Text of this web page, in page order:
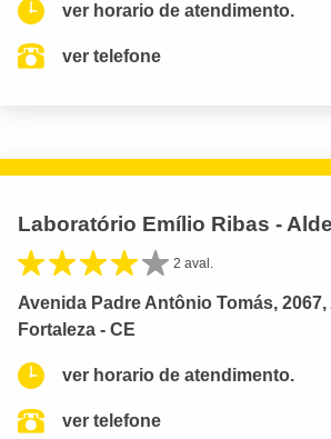
ver horario de atendimento.
ver telefone
Laboratório Emílio Ribas -
2 aval.
Avenida Padre Antônio Tomás,
Fortaleza - CE
ver horario de atendimento.
ver telefone